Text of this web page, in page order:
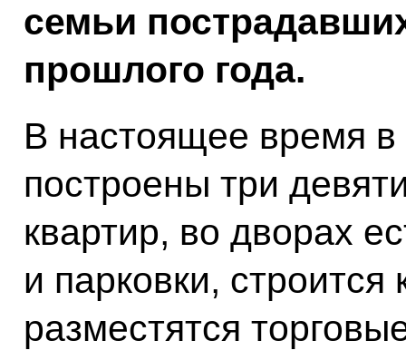
семьи
прошлого года.
В настоящее время
построены три
квартир, во дворах
и парковки,
разместятся